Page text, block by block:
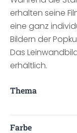
erhalten seine
eine ganz
Bildern der
Das
erhältlich.
Thema
Farbe